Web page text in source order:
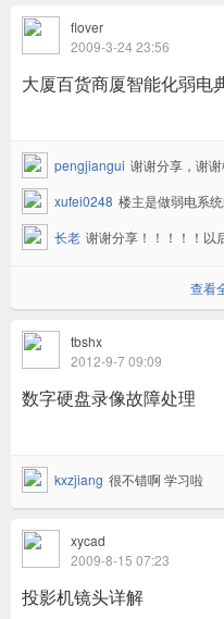
flover
2009-3-24 23:56
大厦百货商厦智能化弱电
pengjiangui 谢谢分享，谢谢
xufei0248 楼主是做弱电系
长老 谢谢分享！！！！！以
查看
tbshx
2012-9-7 09:09
数字硬盘录像故障处理
kxzjiang 很不错啊 学习啦
xycad
2009-8-15 07:23
投影机镜头详解